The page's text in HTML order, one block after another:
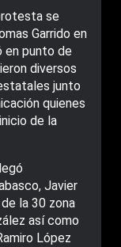
se
Garrido en
en punto de
diversos
junto
quienes
de la
Javier
la 30 zona
así como
López